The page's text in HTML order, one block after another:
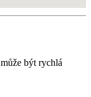
být rychlá